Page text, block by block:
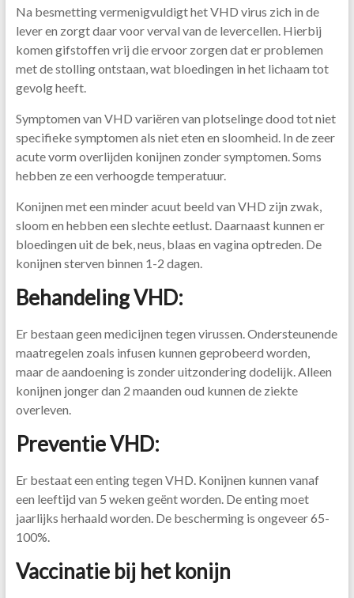
Na besmetting vermenigvuldigt het VHD virus zich in de
lever en zorgt daar voor verval van de levercellen. Hierbij
komen gifstoffen vrij die ervoor zorgen dat er problemen
met de stolling ontstaan, wat bloedingen in het lichaam tot
gevolg heeft.
Symptomen van VHD variëren van plotselinge dood tot niet
specifieke symptomen als niet eten en sloomheid. In de zeer
acute vorm overlijden konijnen zonder symptomen. Soms
hebben ze een verhoogde temperatuur.
Konijnen met een minder acuut beeld van VHD zijn zwak,
sloom en hebben een slechte eetlust. Daarnaast kunnen er
bloedingen uit de bek, neus, blaas en vagina optreden. De
konijnen sterven binnen 1-2 dagen.
Behandeling VHD:
Er bestaan geen medicijnen tegen virussen. Ondersteunende
maatregelen zoals infusen kunnen geprobeerd worden,
maar de aandoening is zonder uitzondering dodelijk. Alleen
konijnen jonger dan 2 maanden oud kunnen de ziekte
overleven.
Preventie VHD:
Er bestaat een enting tegen VHD. Konijnen kunnen vanaf
een leeftijd van 5 weken geënt worden. De enting moet
jaarlijks herhaald worden. De bescherming is ongeveer 65-
100%.
Vaccinatie bij het konijn